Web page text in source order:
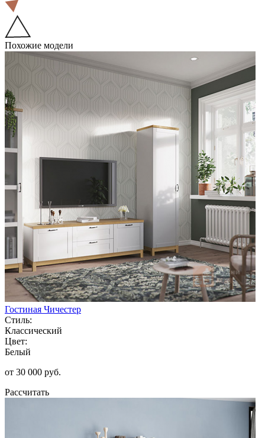
Похожие модели
Гостиная Чичестер
Стиль:
Классический
Цвет:
Белый
от 30 000 руб.
Рассчитать